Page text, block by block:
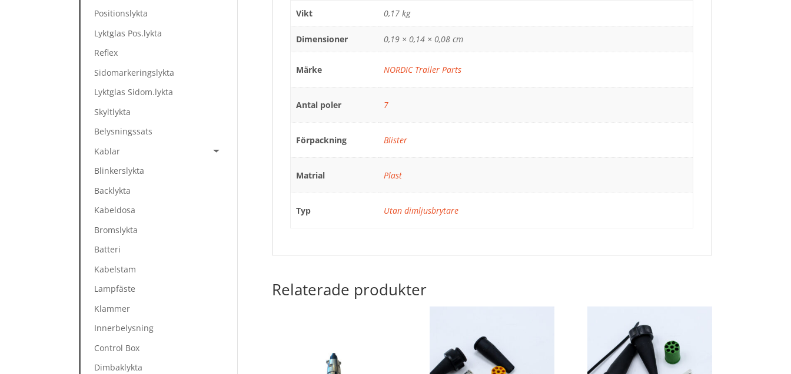
Vikt 0,17 kg
Dimensioner 0,19 × 0,14 × 0,08 cm
Märke NORDIC Trailer Parts
Antal poler 7
Förpackning Blister
Matrial Plast
Typ Utan dimljusbrytare
Relaterade produkter
Positionslykta
Lyktglas Pos.lykta
Reflex
Sidomarkeringslykta
Lyktglas Sidom.lykta
Skyltlykta
Belysningssats
Kablar
Blinkerslykta
Backlykta
Kabeldosa
Bromslykta
Batteri
Kabelstam
Lampfäste
Klammer
Innerbelysning
Control Box
Dimbaklykta